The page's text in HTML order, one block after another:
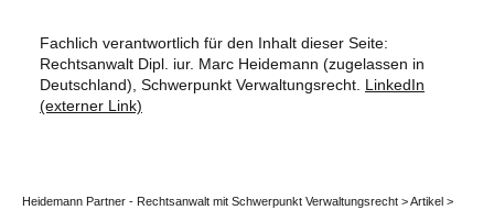
Fachlich verantwortlich für den Inhalt dieser Seite:
Rechtsanwalt Dipl. iur. Marc Heidemann (zugelassen in
Deutschland), Schwerpunkt Verwaltungsrecht. LinkedIn
(externer Link)
Heidemann Partner - Rechtsanwalt mit Schwerpunkt Verwaltungsrecht >Artikel >